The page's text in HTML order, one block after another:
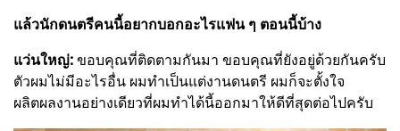
แล้วนักดนตรีคนนี้อยากบอกอะไรแฟน ๆ ตอนนี้บ้าง
แว่นใหญ่: ขอบคุณที่ติดตามกันมา ขอบคุณที่ยังอยู่ด้วยกันครับ
ตัวผมไม่มีอะไรอื่น ผมทำเป็นแต่งานดนตรี ผมก็จะตั้งใจ
ผลิตผลงานอย่างเดียวที่ผมทำได้นี้ออกมาให้ดีที่สุดต่อไปครับ